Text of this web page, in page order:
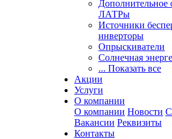
Дополнительное
ЛАТРы
Источники
инверторы
Опрыскиватели
Солнечная
... Показать все
Акции
Услуги
О компании
О компании Новости
Вакансии Реквизиты
Контакты